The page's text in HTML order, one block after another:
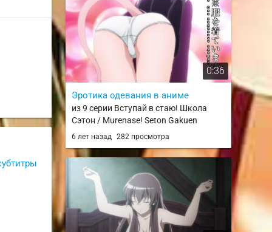
0:36
Эротика одевания в аниме
из 9 серии Вступай в стаю! Школа
Сэтон / Murenase! Seton Gakuen
6 лет назад 282 просмотра